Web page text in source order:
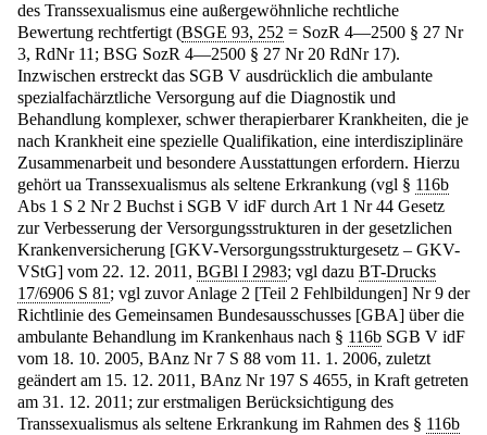
des Transsexualismus eine außergewöhnliche rechtliche
Bewertung rechtfertigt (BSGE 93, 252 = SozR 4—2500 § 27 Nr
3, RdNr 11; BSG SozR 4—2500 § 27 Nr 20 RdNr 17).
Inzwischen erstreckt das SGB V ausdrücklich die ambulante
spezialfachärztliche Versorgung auf die Diagnostik und
Behandlung komplexer, schwer therapierbarer Krankheiten, die je
nach Krankheit eine spezielle Qualifikation, eine interdisziplinäre
Zusammenarbeit und besondere Ausstattungen erfordern. Hierzu
gehört ua Transsexualismus als seltene Erkrankung (vgl § 116b
Abs 1 S 2 Nr 2 Buchst i SGB V idF durch Art 1 Nr 44 Gesetz
zur Verbesserung der Versorgungsstrukturen in der gesetzlichen
Krankenversicherung [GKV-Versorgungsstrukturgesetz – GKV-
VStG] vom 22. 12. 2011, BGBl I 2983; vgl dazu BT-Drucks
17/6906 S 81; vgl zuvor Anlage 2 [Teil 2 Fehlbildungen] Nr 9 der
Richtlinie des Gemeinsamen Bundesausschusses [GBA] über die
ambulante Behandlung im Krankenhaus nach § 116b SGB V idF
vom 18. 10. 2005, BAnz Nr 7 S 88 vom 11. 1. 2006, zuletzt
geändert am 15. 12. 2011, BAnz Nr 197 S 4655, in Kraft getreten
am 31. 12. 2011; zur erstmaligen Berücksichtigung des
Transsexualismus als seltene Erkrankung im Rahmen des § 116b